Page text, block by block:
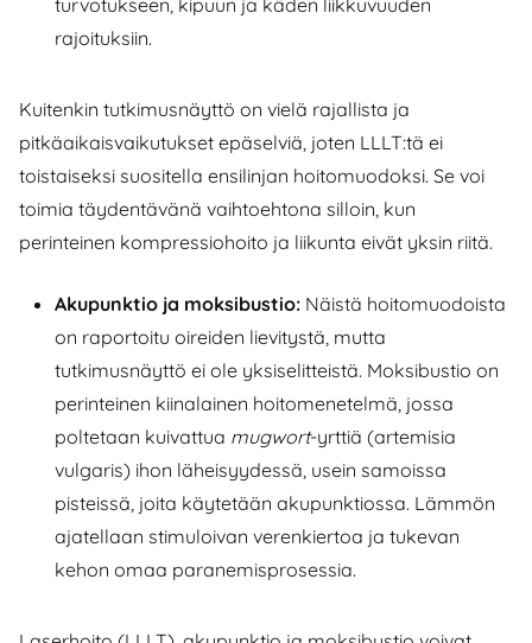
turvotukseen, kipuun ja käden liikkuvuuden
rajoituksiin.
Kuitenkin tutkimusnäyttö on vielä rajallista ja
pitkäaikaisvaikutukset epäselviä, joten LLLT:tä ei
toistaiseksi suositella ensilinjan hoitomuodoksi. Se voi
toimia täydentävänä vaihtoehtona silloin, kun
perinteinen kompressiohoito ja liikunta eivät yksin riitä.
Akupunktio ja moksibustio: Näistä hoitomuodoista
on raportoitu oireiden lievitystä, mutta
tutkimusnäyttö ei ole yksiselitteistä. Moksibustio on
perinteinen kiinalainen hoitomenetelmä, jossa
poltetaan kuivattua mugwort-yrttiä (artemisia
vulgaris) ihon läheisyydessä, usein samoissa
pisteissä, joita käytetään akupunktiossa. Lämmön
ajatellaan stimuloivan verenkiertoa ja tukevan
kehon omaa paranemisprosessia.